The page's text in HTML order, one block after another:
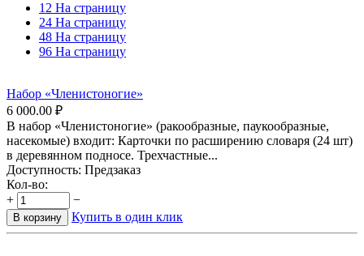
12 На страницу
24 На страницу
48 На страницу
96 На страницу
Набор «Членистоногие»
6 000.00 ₽
В набор «Членистоногие» (ракообразные, паукообразные,
насекомые) входит: Карточки по расширению словаря (24 шт)
в деревянном подносе. Трехчастные...
Доступность: Предзаказ
Кол-во:
+
−
В корзину Купить в один клик